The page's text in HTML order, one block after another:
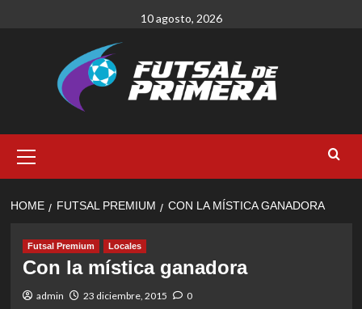
10 agosto, 2026
Menu
HOME FUTSAL PREMIUM CON LA MÍSTICA GANADORA
Futsal Premium Locales
Con la mística ganadora
admin 23 diciembre, 2015 0